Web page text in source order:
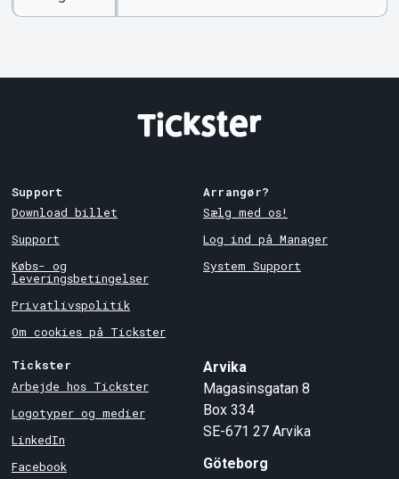
søgeord
Country
Support
Download billet
Support
Købs- og
leveringsbetingelser
Privatlivspolitik
Om cookies på Tickster
Arrangør?
Sælg med os!
Log ind på Manager
System Support
Tickster
Arbejde hos Tickster
Logotyper og medier
LinkedIn
Facebook
Arvika
Magasinsgatan 8
Box 334
SE-671 27 Arvika
Göteborg